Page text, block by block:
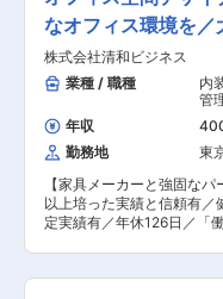
空間に落とし込んでいただ
（2）チームで連携し進め
ながら仕事を進めていくこ
の視点を持って仕事をする
激にもなりますし、その視
がっていくこともあるので
白さの一つです。事業成長
を歓迎、称賛する社風です。 【プロフェッシ
ルコースについて】 ソーシ
フェッショナルコースは
あれば、プロセス（場所・
いう、プロ同士の信頼関係
フォーマンスが最大化され
ことが可能です ※チャット
ロジェクトの推進をし、高
ーションを提供していただきます
は】 （1）基本設計を基に
細図（ディテール）の作成
の要望を整合し施工が実現
成 （3）内装制限・建築基
クおよび行政協議 （4）コ
イン監理（チームの施工担
す） ＜対象となる案件＞ 商業施設（物販・飲
食）、オフィス、教育施設
施設、展示会、ワークスペース等 ＜プ
の規模感＞ 物件規模：数坪
な飲食店や物販店から、数
なオフィス環境を
株式会社清和ビジネス
業種 / 職種
内
管
年収
勤務地
東
【家具メーカーと強固な
以上培った実績と信頼有／
定実績有／年休126日／「
設計を提案します。また、